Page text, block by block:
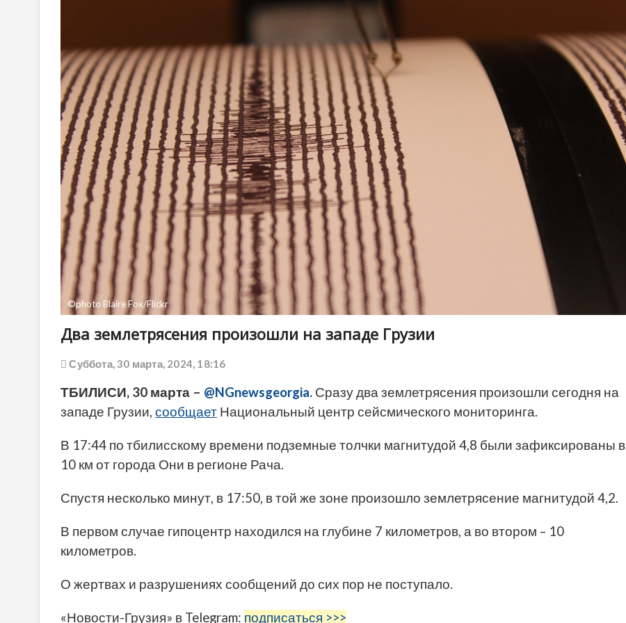
©photo Blaire Fox/Flickr
Два землетрясения произошли на западе Грузии
Суббота, 30 марта, 2024, 18:16
ТБИЛИСИ, 30 марта – @NGnewsgeorgia. Сразу два землетрясения произошли сегодня на
западе Грузии, сообщает Национальный центр сейсмического мониторинга.
В 17:44 по тбилисскому времени подземные толчки магнитудой 4,8 были зафиксированы в
10 км от города Они в регионе Рача.
Спустя несколько минут, в 17:50, в той же зоне произошло землетрясение магнитудой 4,2.
В первом случае гипоцентр находился на глубине 7 километров, а во втором – 10
километров.
О жертвах и разрушениях сообщений до сих пор не поступало.
«Новости-Грузия» в Telegram: подписаться >>>